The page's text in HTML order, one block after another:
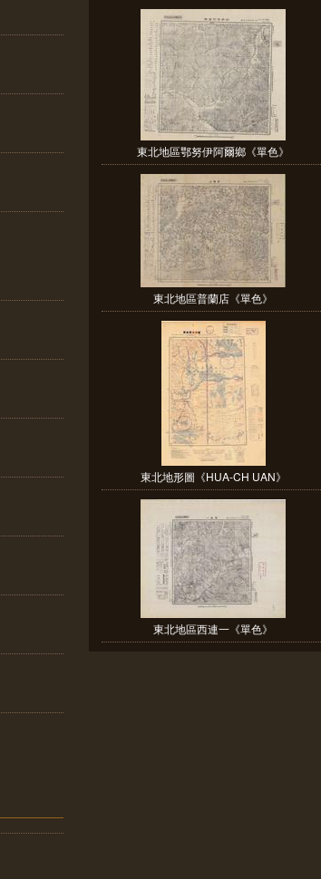
東北地區鄂努伊阿爾鄉《單色》
東北地區普蘭店《單色》
東北地形圖《HUA-CH UAN》
東北地區西連一《單色》